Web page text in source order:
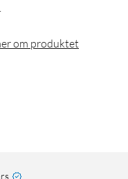
om produktet